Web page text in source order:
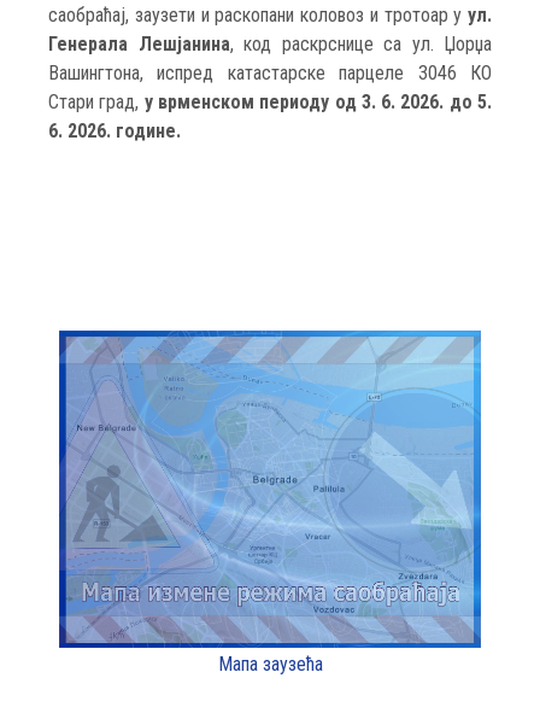
саобраћај, заузети и раскопани коловоз и тротоар у ул.
Генерала Лешјанина, код раскрснице са ул. Џорџа
Вашингтона, испред катастарске парцеле 3046 КО
Стари град, у врменском периоду од 3. 6. 2026. до 5.
6. 2026. године.
Мапа заузећа